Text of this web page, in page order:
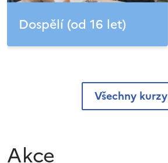
Dospělí (od 16 let)
Všechny kurzy
Akce